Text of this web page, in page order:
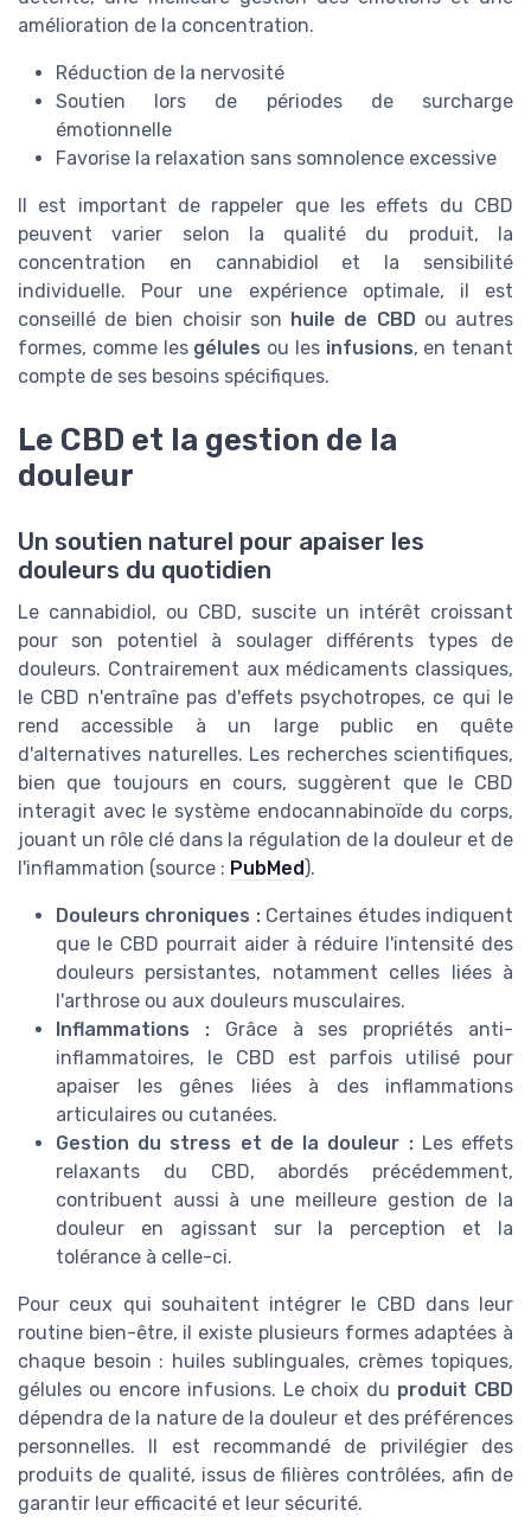
amélioration de la concentration.
Réduction de la nervosité
Soutien lors de périodes de surcharge
émotionnelle
Favorise la relaxation sans somnolence excessive
Il est important de rappeler que les effets du CBD
peuvent varier selon la qualité du produit, la
concentration en cannabidiol et la sensibilité
individuelle. Pour une expérience optimale, il est
conseillé de bien choisir son huile de CBD ou autres
formes, comme les gélules ou les infusions, en tenant
compte de ses besoins spécifiques.
Le CBD et la gestion de la
douleur
Un soutien naturel pour apaiser les
douleurs du quotidien
Le cannabidiol, ou CBD, suscite un intérêt croissant
pour son potentiel à soulager différents types de
douleurs. Contrairement aux médicaments classiques,
le CBD n'entraîne pas d'effets psychotropes, ce qui le
rend accessible à un large public en quête
d'alternatives naturelles. Les recherches scientifiques,
bien que toujours en cours, suggèrent que le CBD
interagit avec le système endocannabinoïde du corps,
jouant un rôle clé dans la régulation de la douleur et de
l'inflammation (source : PubMed).
Douleurs chroniques :Certaines études indiquent
que le CBD pourrait aider à réduire l'intensité des
douleurs persistantes, notamment celles liées à
l'arthrose ou aux douleurs musculaires.
Inflammations :Grâce à ses propriétés anti-
inflammatoires, le CBD est parfois utilisé pour
apaiser les gênes liées à des inflammations
articulaires ou cutanées.
Gestion du stress et de la douleur :Les effets
relaxants du CBD, abordés précédemment,
contribuent aussi à une meilleure gestion de la
douleur en agissant sur la perception et la
tolérance à celle-ci.
Pour ceux qui souhaitent intégrer le CBD dans leur
routine bien-être, il existe plusieurs formes adaptées à
chaque besoin : huiles sublinguales, crèmes topiques,
gélules ou encore infusions. Le choix du produit CBD
dépendra de la nature de la douleur et des préférences
personnelles. Il est recommandé de privilégier des
produits de qualité, issus de filières contrôlées, afin de
garantir leur efficacité et leur sécurité.